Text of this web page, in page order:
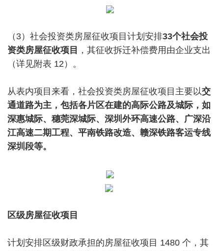
（3）社会投资类房屋征收项目计划安排33个社会投
资类房屋征收项目
，其征收拆迁补偿费用由企业支出
（详见附表 12）。
从表内项目来看，社会投资类房屋征收项目主要以交
通道路为主，包括各片区在建的高际公路及城际，如
深惠城际、穗莞深城际、深圳外环高速公路、广深沿
江高速二期工程、平南铁路改造、赣深铁路客运专线
深圳段等。
区级房屋征收项目
计划安排区级财政承担的房屋征收项目 1480 个，其